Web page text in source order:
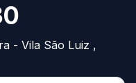
- Vila São Luiz ,